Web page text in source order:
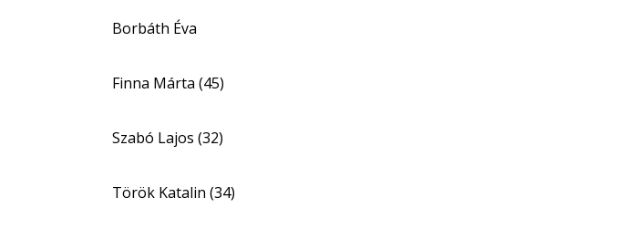
Borbáth Éva
Finna Márta (45)
Szabó Lajos (32)
Török Katalin (34)